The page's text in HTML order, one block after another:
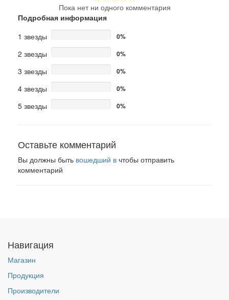
Пока нет ни одного комментария
Подробная информация
1 звезды
0%
2 звезды 0%
3 звезды 0%
4 звезды 0%
5 звезды 0%
Оставьте комментарий
Вы должны быть вошедший в чтобы отправить
комментарий
Навигация
Магазин
Продукция
Производители